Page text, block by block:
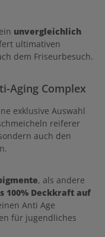
unvergleichlich
ultimativen
dem Friseurbesuch.
Aging Complex
exklusive Auswahl
reiferer
auch den
, als andere
100% Deckkraft auf
Anti Age
für jugendliches